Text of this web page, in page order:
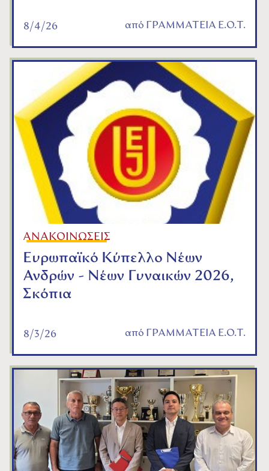
8/4/26 από ΓΡΑΜΜΑΤΕΙΑ Ε.Ο.Τ.
ΑΝΑΚΟΙΝΩΣΕΙΣ
Ευρωπαϊκό Κύπελλο Νέων
Ανδρών - Νέων Γυναικών 2026,
Σκόπια
8/3/26 από ΓΡΑΜΜΑΤΕΙΑ Ε.Ο.Τ.